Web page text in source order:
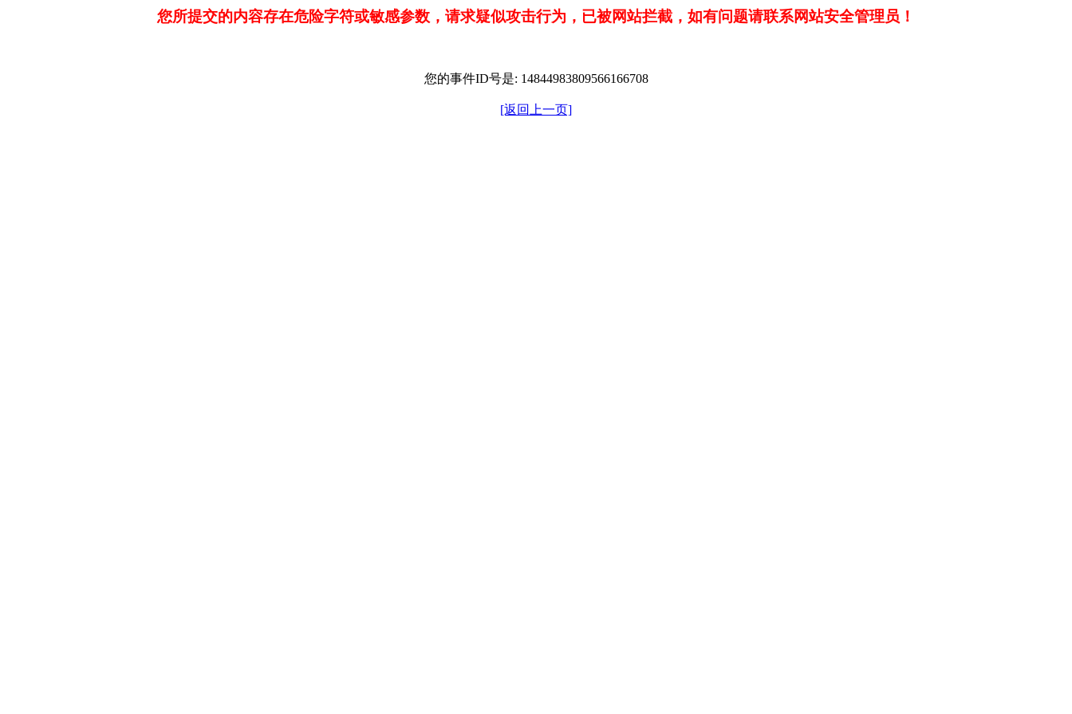
您所提交的内容存在危险字符或敏感参数，请求疑似攻击行为，已被网站拦截，如有问题请联系网站安全管理员！
您的事件ID号是: 14844983809566166708
[返回上一页]